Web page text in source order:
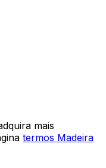
mais
termos Madeira